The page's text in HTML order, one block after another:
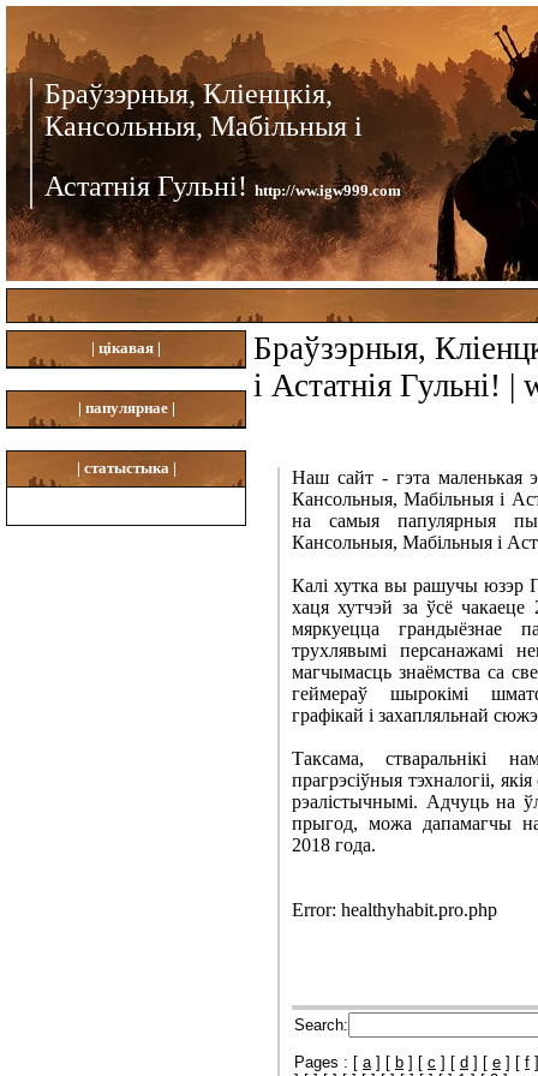
Браўзэрныя, Кліенцкія,
Кансольныя, Мабільныя і
Астатнія Гульні! http://ww.igw999.com
| цікавая |
| папулярнае |
| статыстыка |
Браўзэрныя,
і Астатнія Гульні!
Наш сайт - гэта маленькая
Кансольныя, Мабільныя і
на самыя папулярныя
Кансольныя, Мабільныя і
Калі хутка вы рашучы юзэр
хаця хутчэй за ўсё
мяркуецца грандыёзнае
трухлявымі персанажамі
магчымасць знаёмства са
геймераў шырокімі
графікай і захапляльнай
Таксама, стваральнікі
прагрэсіўныя тэхналогіі,
рэалістычнымі. Адчуць на
прыгод, можа дапамагчы
2018 года.
Error: healthyhabit.pro.php
Search:
Pages : [ a] ​​[ b ] [ c ] [ d ] [ e ] [ f